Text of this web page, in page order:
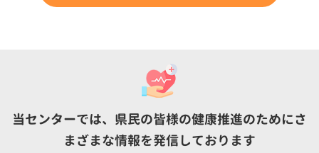
当センターでは、県民の皆様の健康推進のためにさ
まざまな情報を発信しております